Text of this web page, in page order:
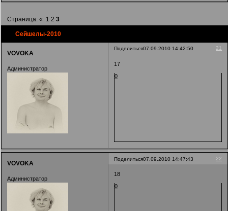
Сейшелы-2010
Страница:« 1 2 3
Поделиться 21
07.09.2010 14:42:50
VOVOKA
Администратор
17
0
Поделиться 22
07.09.2010 14:47:43
VOVOKA
Администратор
18
0